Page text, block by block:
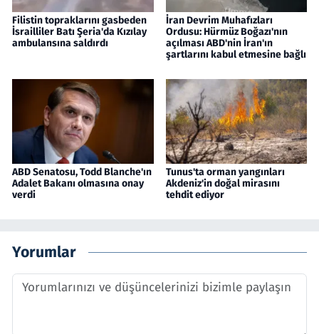
Filistin topraklarını gasbeden
İsrailliler Batı Şeria'da Kızılay
ambulansına saldırdı
İran Devrim Muhafızları
Ordusu: Hürmüz Boğazı'nın
açılması ABD'nin İran'ın
şartlarını kabul etmesine bağlı
ABD Senatosu, Todd Blanche'ın
Adalet Bakanı olmasına onay
verdi
Tunus'ta orman yangınları
Akdeniz'in doğal mirasını
tehdit ediyor
Yorumlar